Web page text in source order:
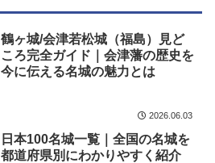
鶴ヶ城/会津若松城（福島）見ど
ころ完全ガイド｜会津藩の歴史を
今に伝える名城の魅力とは
2026.06.03
日本100名城一覧｜全国の名城を
都道府県別にわかりやすく紹介